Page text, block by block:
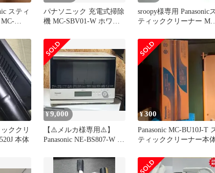
スティ
パナソニック 充電式掃除
機 MC-SBV01-W ホワイ
sroopy様専用 Panasonicス
ティッククリーナー MC-
ククリ
本体
¥9,000
【⚠️メルカ様専用⚠️】
Panasonic NE-BS807-W ジ
¥300
Panasonic MC-BU10J-T
ティッククリーナー本